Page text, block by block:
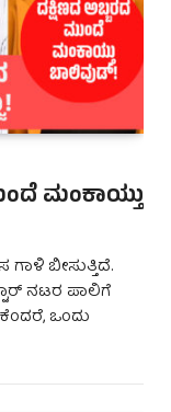
ಮಂಕಾಯ್ತು
ಬೀಸುತ್ತಿದೆ.
ನಟರ ಪಾಲಿಗೆ
ಒಂದು